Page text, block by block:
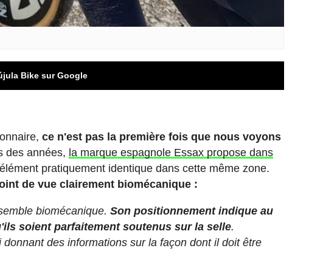
Bike sur Google
ce n'est pas la première fois que nous voyons
des années, la marque espagnole Essax propose dans
pratiquement identique dans cette même zone.
de vue clairement biomécanique :
biomécanique.Son positionnement indique au
soient parfaitement soutenus sur la selle.
des informations sur la façon dont il doit être